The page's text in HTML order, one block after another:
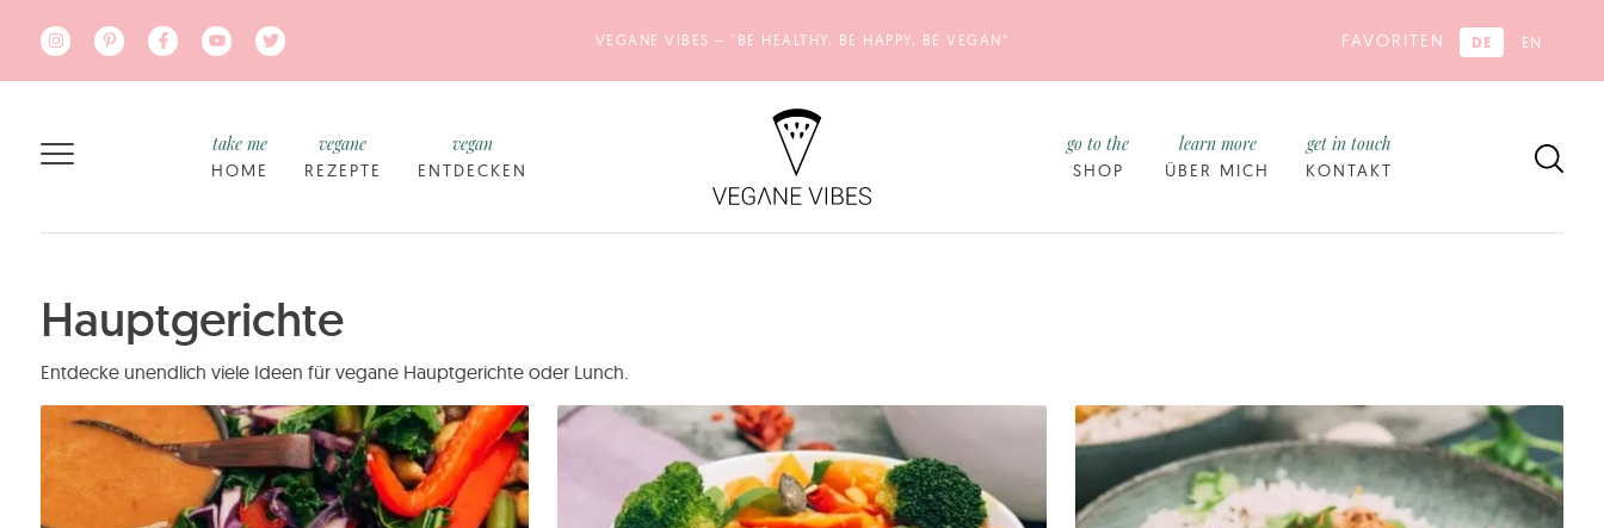
VEGANE VIBES – "BE HEALTHY, BE HAPPY, BE VEGAN“ FAVORITEN DE EN
HOME
take me
REZEPTE
vegane
ENTDECKEN
vegan
SHOP
go to the
ÜBER MICH
learn more
KONTAKT
get in touch
Hauptgerichte
Entdecke unendlich viele Ideen für vegane Hauptgerichte oder Lunch.